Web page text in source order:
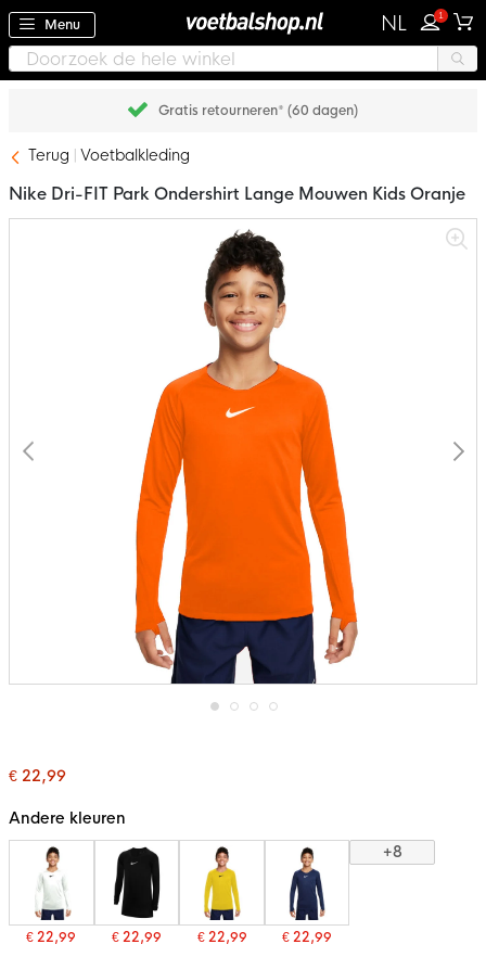
Menu NL 1
Gratis retourneren* (60 dagen)
Terug Voetbalkleding
begin
de
Nike Dri-FIT Park Ondershirt Lange Mouwen Kids Oranje
€ 22,99
Andere kleuren
€ 22,99 € 22,99 € 22,99 € 22,99
+8